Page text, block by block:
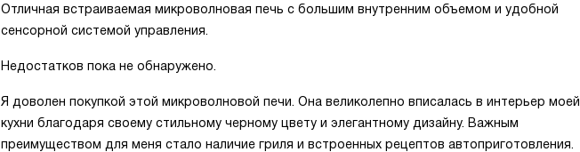
Отличная встраиваемая микроволновая печь с большим внутренним объемом и удобной
сенсорной системой управления.
Недостатков пока не обнаружено.
Я доволен покупкой этой микроволновой печи. Она великолепно вписалась в интерьер моей
кухни благодаря своему стильному черному цвету и элегантному дизайну. Важным
преимуществом для меня стало наличие гриля и встроенных рецептов автоприготовления.